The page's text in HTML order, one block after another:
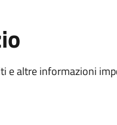
e altre informazioni